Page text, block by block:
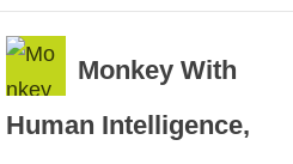
Monkey With
Human Intelligence,